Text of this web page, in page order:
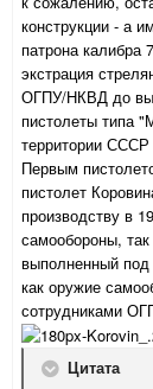
конструкции - а
патрона калибра
экстрация
ОГПУ/НКВД до
пистолеты типа
территории
Первым
пистолет
производству в
самообороны,
выполненный
как оружие
сотрудниками
Цитата